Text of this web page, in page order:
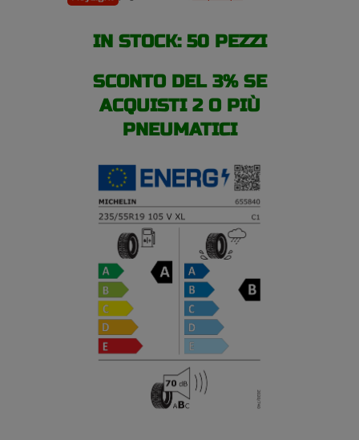
IN STOCK: 50 PEZZI
SCONTO DEL 3% SE
ACQUISTI 2 O PIÙ
PNEUMATICI